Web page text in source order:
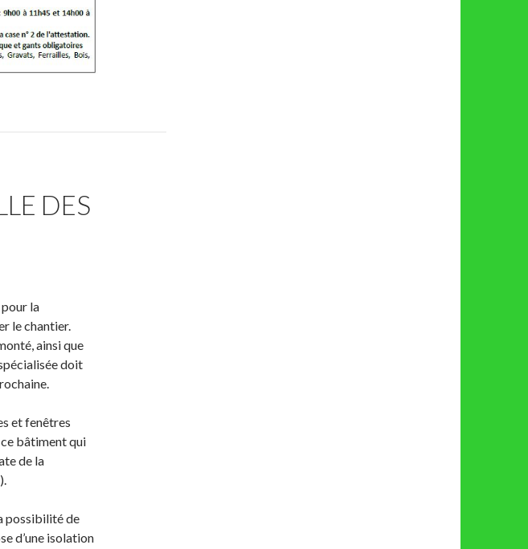
DES
la
le chantier.
ainsi que
doit
et fenêtres
bâtiment qui
de la
possibilité de
d’une isolation